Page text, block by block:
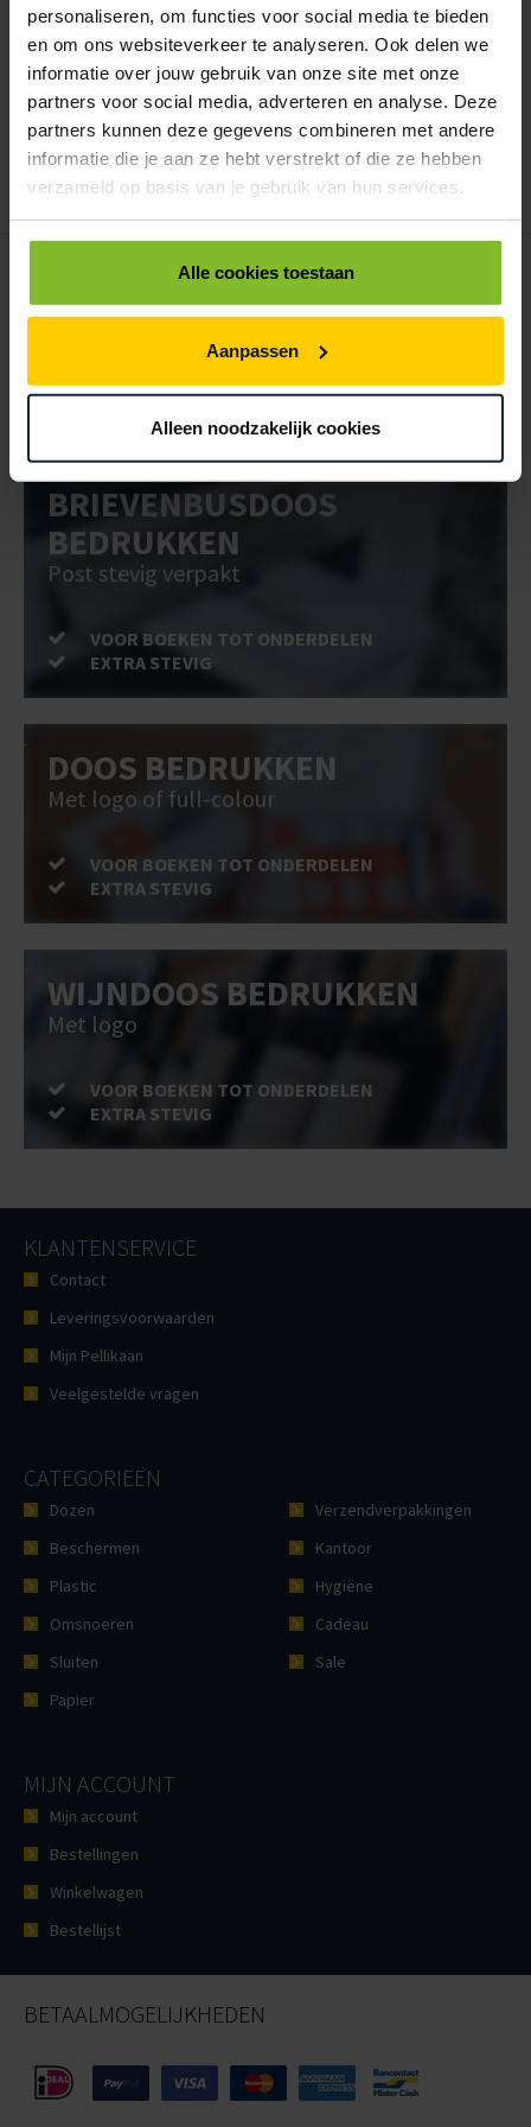
personaliseren, om functies voor social media te bieden
en om ons websiteverkeer te analyseren. Ook delen we
informatie over jouw gebruik van onze site met onze
partners voor social media, adverteren en analyse. Deze
partners kunnen deze gegevens combineren met andere
informatie die je aan ze hebt verstrekt of die ze hebben
verzameld op basis van je gebruik van hun services.
Alle cookies toestaan
Aanpassen
Alleen noodzakelijk cookies
Hoe werkt een bestellijst?
Wanneer u bent ingelogd, kunt u een eigen bestellijst maken.
Gebruik bestel- en offertelijsten om eenvoudig en snel producten
te bestellen. Uw bestel- en offertelijsten kunt u terugvinden in uw
account. Dat pakt altijd goed uit voor uw administratie!
POSTDOOS BEDRUKKEN
Voor een veilige verzending
EXTRA STEVIG
BRIEVENBUSDOOS
BEDRUKKEN
Post stevig verpakt
VOOR BOEKEN TOT ONDERDELEN
EXTRA STEVIG
DOOS BEDRUKKEN
Met logo of full-colour
VOOR BOEKEN TOT ONDERDELEN
EXTRA STEVIG
WIJNDOOS BEDRUKKEN
Met logo
VOOR BOEKEN TOT ONDERDELEN
EXTRA STEVIG
KLANTENSERVICE
Contact
Leveringsvoorwaarden
Mijn Pellikaan
Veelgestelde vragen
CATEGORIEËN
Dozen
Beschermen
Plastic
Omsnoeren
Sluiten
Papier
Verzendverpakkingen
Kantoor
Hygiëne
Cadeau
Sale
MIJN ACCOUNT
Mijn account
Bestellingen
Winkelwagen
Bestellijst
BETAALMOGELIJKHEDEN